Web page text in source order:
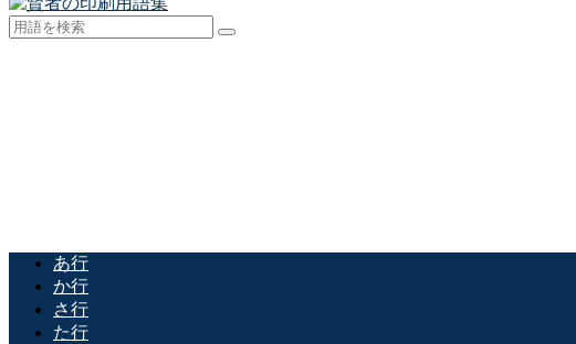
あ行
か行
さ行
た行